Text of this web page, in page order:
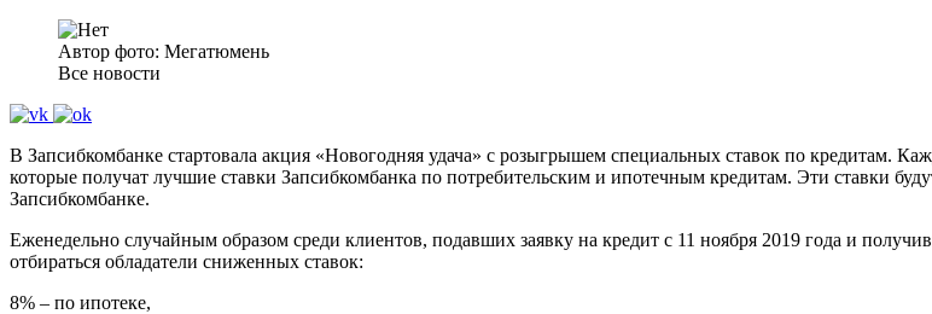
Автор фото: Мегатюмень
Все новости
В Запсибкомбанке стартовала акция «Новогодняя удача» с розыгрышем специальных ставок по кредитам.
которые получат лучшие ставки Запсибкомбанка по потребительским и ипотечным кредитам. Эти ставки
Запсибкомбанке.
Еженедельно случайным образом среди клиентов, подавших заявку на кредит с 11 ноября 2019 года и
отбираться обладатели сниженных ставок:
8% – по ипотеке,